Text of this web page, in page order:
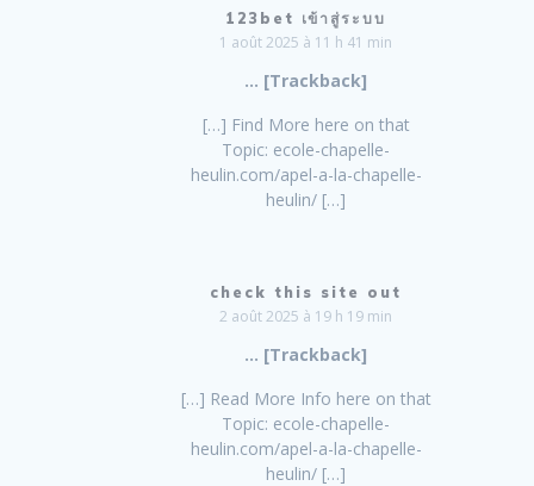
123bet เข้าสู่ระบบ
1 août 2025 à 11 h 41 min
… [Trackback]
[…] Find More here on that
Topic: ecole-chapelle-
heulin.com/apel-a-la-chapelle-
heulin/ […]
check this site out
2 août 2025 à 19 h 19 min
… [Trackback]
[…] Read More Info here on that
Topic: ecole-chapelle-
heulin.com/apel-a-la-chapelle-
heulin/ […]